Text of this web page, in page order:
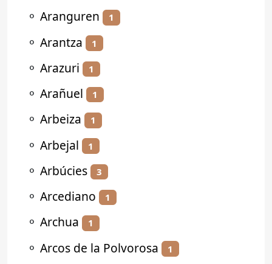
⚬ Aranguren 1
⚬ Arantza 1
⚬ Arazuri 1
⚬ Arañuel 1
⚬ Arbeiza 1
⚬ Arbejal 1
⚬ Arbúcies 3
⚬ Arcediano 1
⚬ Archua 1
⚬ Arcos de la Polvorosa 1